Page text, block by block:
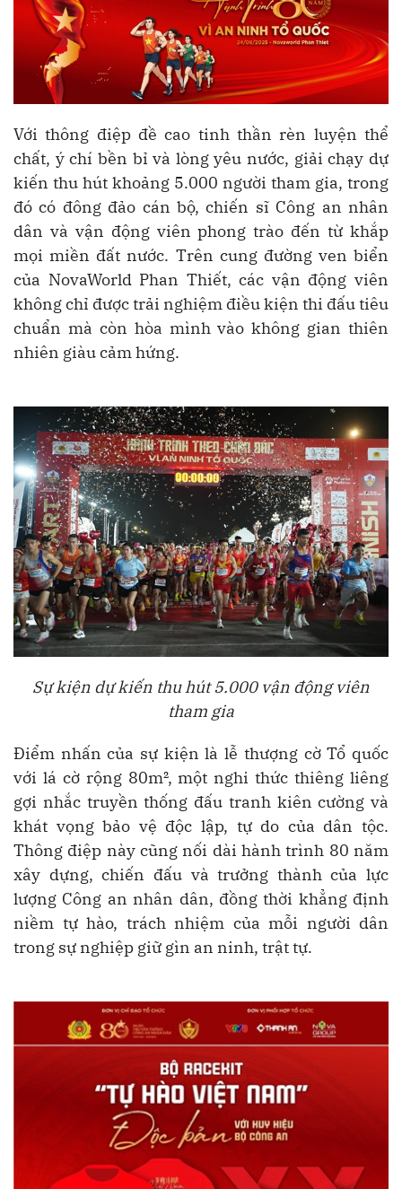
Với thông điệp đề cao tinh thần rèn luyện thể
chất, ý chí bền bỉ và lòng yêu nước, giải chạy dự
kiến thu hút khoảng 5.000 người tham gia, trong
đó có đông đảo cán bộ, chiến sĩ Công an nhân
dân và vận động viên phong trào đến từ khắp
mọi miền đất nước. Trên cung đường ven biển
của NovaWorld Phan Thiết, các vận động viên
không chỉ được trải nghiệm điều kiện thi đấu tiêu
chuẩn mà còn hòa mình vào không gian thiên
nhiên giàu cảm hứng.
Sự kiện dự kiến thu hút 5.000 vận động viên
tham gia
Điểm nhấn của sự kiện là lễ thượng cờ Tổ quốc
với lá cờ rộng 80m², một nghi thức thiêng liêng
gợi nhắc truyền thống đấu tranh kiên cường và
khát vọng bảo vệ độc lập, tự do của dân tộc.
Thông điệp này cũng nối dài hành trình 80 năm
xây dựng, chiến đấu và trưởng thành của lực
lượng Công an nhân dân, đồng thời khẳng định
niềm tự hào, trách nhiệm của mỗi người dân
trong sự nghiệp giữ gìn an ninh, trật tự.